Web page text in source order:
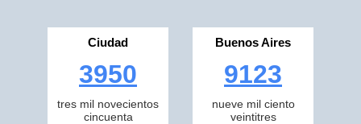
Ciudad
3950
tres mil novecientos
cincuenta
Buenos Aires
9123
nueve mil ciento
veintitres